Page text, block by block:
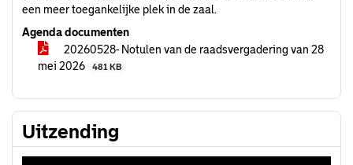
een meer toegankelijke plek in de zaal.
Agenda documenten
20260528- Notulen van de raadsvergadering van 28
mei 2026
481 KB
Uitzending